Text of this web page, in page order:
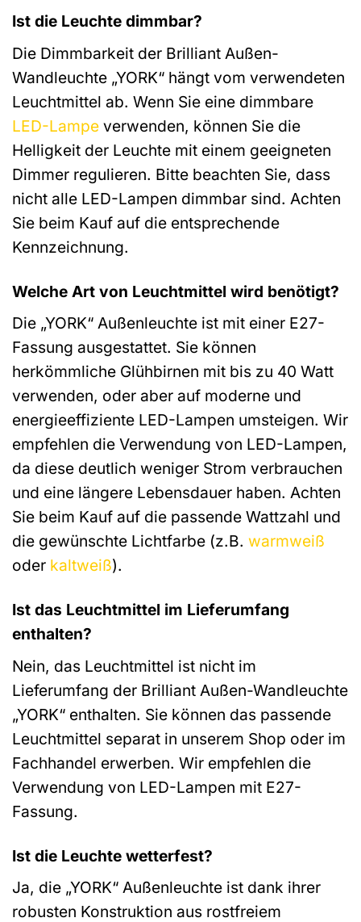
Ist die Leuchte dimmbar?
Die Dimmbarkeit der Brilliant Außen-
Wandleuchte „YORK“ hängt vom verwendeten
Leuchtmittel ab. Wenn Sie eine dimmbare
LED-Lampe verwenden, können Sie die
Helligkeit der Leuchte mit einem geeigneten
Dimmer regulieren. Bitte beachten Sie, dass
nicht alle LED-Lampen dimmbar sind. Achten
Sie beim Kauf auf die entsprechende
Kennzeichnung.
Welche Art von Leuchtmittel wird benötigt?
Die „YORK“ Außenleuchte ist mit einer E27-
Fassung ausgestattet. Sie können
herkömmliche Glühbirnen mit bis zu 40 Watt
verwenden, oder aber auf moderne und
energieeffiziente LED-Lampen umsteigen. Wir
empfehlen die Verwendung von LED-Lampen,
da diese deutlich weniger Strom verbrauchen
und eine längere Lebensdauer haben. Achten
Sie beim Kauf auf die passende Wattzahl und
die gewünschte Lichtfarbe (z.B. warmweiß
oder kaltweiß).
Ist das Leuchtmittel im Lieferumfang
enthalten?
Nein, das Leuchtmittel ist nicht im
Lieferumfang der Brilliant Außen-Wandleuchte
„YORK“ enthalten. Sie können das passende
Leuchtmittel separat in unserem Shop oder im
Fachhandel erwerben. Wir empfehlen die
Verwendung von LED-Lampen mit E27-
Fassung.
Ist die Leuchte wetterfest?
Ja, die „YORK“ Außenleuchte ist dank ihrer
robusten Konstruktion aus rostfreiem